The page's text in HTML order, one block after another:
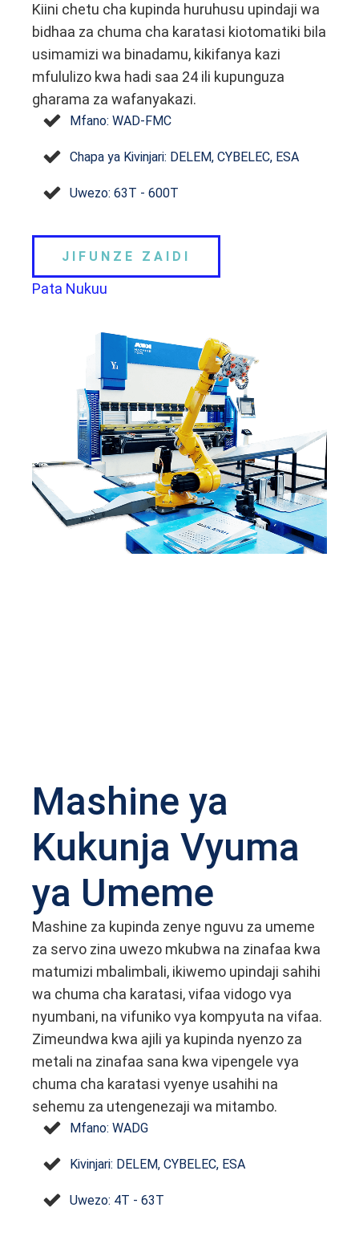
Kiini chetu cha kupinda huruhusu upindaji wa
bidhaa za chuma cha karatasi kiotomatiki bila
usimamizi wa binadamu, kikifanya kazi
mfululizo kwa hadi saa 24 ili kupunguza
gharama za wafanyakazi.
Mfano: WAD-FMC
Chapa ya Kivinjari: DELEM, CYBELEC, ESA
Uwezo: 63T - 600T
JIFUNZE ZAIDI
Pata Nukuu
Mashine ya
Kukunja Vyuma
ya Umeme
Mashine za kupinda zenye nguvu za umeme
za servo zina uwezo mkubwa na zinafaa kwa
matumizi mbalimbali, ikiwemo upindaji sahihi
wa chuma cha karatasi, vifaa vidogo vya
nyumbani, na vifuniko vya kompyuta na vifaa.
Zimeundwa kwa ajili ya kupinda nyenzo za
metali na zinafaa sana kwa vipengele vya
chuma cha karatasi vyenye usahihi na
sehemu za utengenezaji wa mitambo.
Mfano: WADG
Kivinjari: DELEM, CYBELEC, ESA
Uwezo: 4T - 63T